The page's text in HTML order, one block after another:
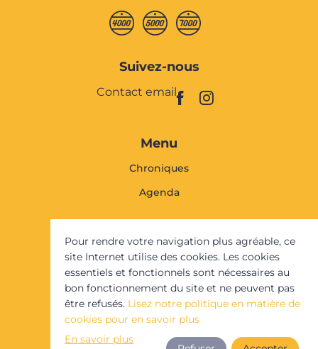
Suivez-nous
Contact email
Menu
Chroniques
Agenda
Proposez un événement
Proposez une chronique
Sixmille est un service du
Ressources Créatives de
Pour rendre votre navigation plus agréable, ce
site Internet utilise des cookies. Les cookies
essentiels et fonctionnels sont nécessaires au
bon fonctionnement du site et ne peuvent pas
être refusés. Lisez notre politique en matière de
cookies pour en savoir plus
En savoir plus